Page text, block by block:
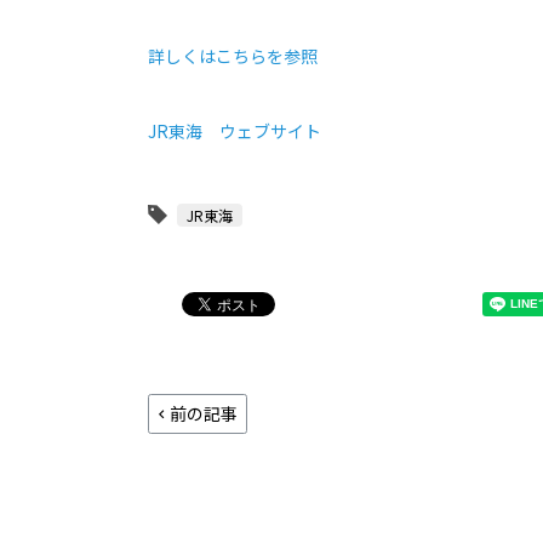
詳しくはこちらを参照
JR東海 ウェブサイト
JR東海
前の記事